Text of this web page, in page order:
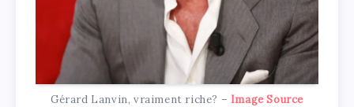
Gérard Lanvin, vraiment riche? – Image Source